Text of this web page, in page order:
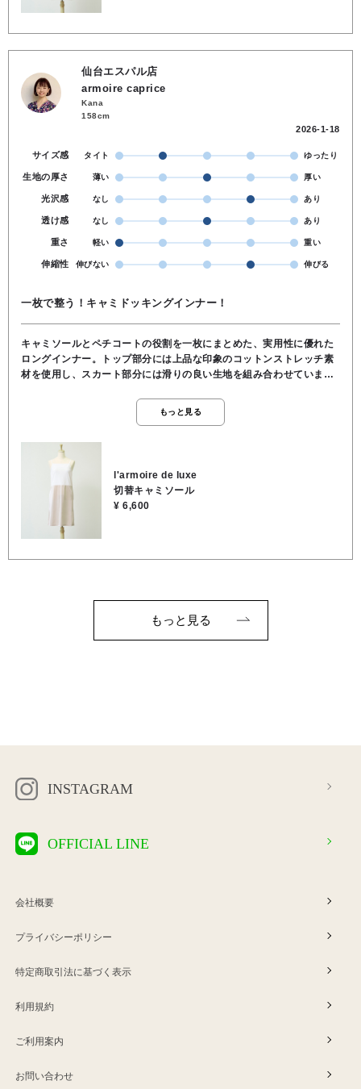
仙台エスパル店
armoire caprice
Kana
158cm
2026-1-18
サイズ感 タイト ゆったり
生地の厚さ 薄い 厚い
光沢感 なし あり
透け感 なし あり
重さ 軽い 重い
伸縮性 伸びない 伸びる
一枚で整う！キャミドッキングインナー！
キャミソールとペチコートの役割を一枚にまとめた、実用性に優れた
ロングインナー。トップ部分には上品な印象のコットンストレッチ素
材を使用し、スカート部分には滑りの良い生地を組み合わせていま
の透け防止はもちろん、下着のラインまでさりげなくカバー。ウエス
トまわりがもたつかない設計のため、タイトなシルエットのアイテム
ネートを快適に整えてくれる、頼れる一枚です。◼️伸縮性あり◼️着丈
（最大）91cm ※肩のとこのストラップで調整可能◼️手洗い可能
もっと見る
l'armoire de luxe
切替キャミソール
¥ 6,600
もっと見る
INSTAGRAM
OFFICIAL LINE
会社概要
プライバシーポリシー
特定商取引法に基づく表示
利用規約
ご利用案内
お問い合わせ